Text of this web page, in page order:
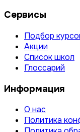
Сервисы
Подбор
Акции
Список школ
Глоссарий
Информация
О нас
Политика